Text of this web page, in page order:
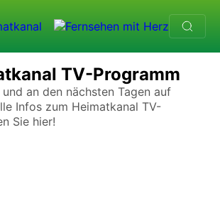
TV-Programm
an den nächsten Tagen auf
Infos zum Heimatkanal TV-
Sie hier!